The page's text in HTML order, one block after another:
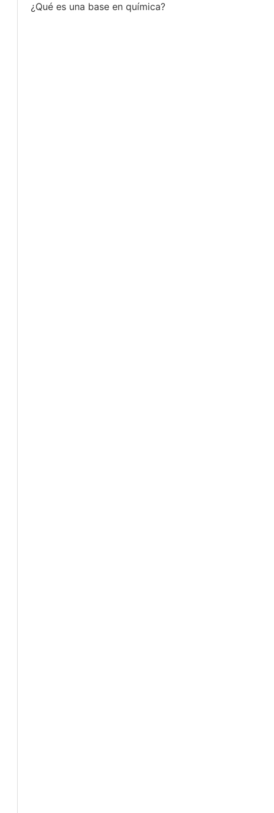
¿Qué es una base en química?